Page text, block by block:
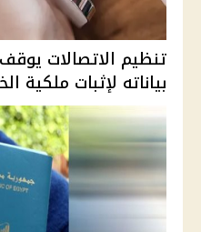
تنظيم الاتصالات
بياناته لإثبات ملكية